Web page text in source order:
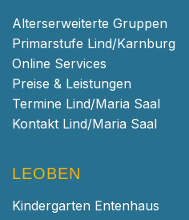
Alterserweiterte Gruppen
Primarstufe Lind/Karnburg
Online Services
Preise & Leistungen
Termine Lind/Maria Saal
Kontakt Lind/Maria Saal
LEOBEN
Kindergarten Entenhaus